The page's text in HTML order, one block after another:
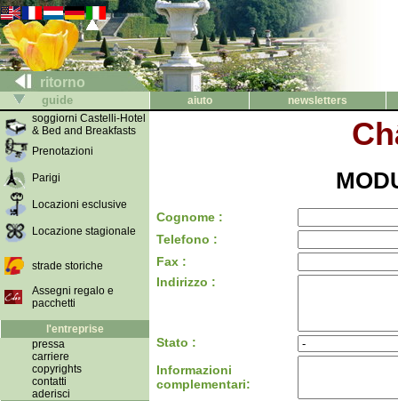
ritorno
guide aiuto
newsletters
soggiorni Castelli-Hotel
& Bed and Breakfasts
Prenotazioni
Parigi
Locazioni esclusive
Locazione stagionale
strade storiche
Assegni regalo e
pacchetti
l'entreprise
pressa
carriere
copyrights
contatti
aderisci
Cognome :
Telefono :
Fax :
Indirizzo :
Stato :
Informazioni
complementari: